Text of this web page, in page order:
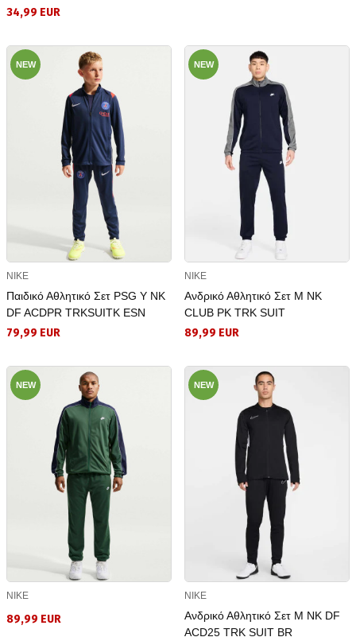
34,99 EUR
NEW
NIKE
Παιδικό Αθλητικό Σετ PSG Y NK
DF ACDPR TRKSUITK ESN
79,99 EUR
NEW
NIKE
Ανδρικό Αθλητικό Σετ M NK
CLUB PK TRK SUIT
89,99 EUR
NEW
NIKE
89,99 EUR
NEW
NIKE
Ανδρικό Αθλητικό Σετ M NK DF
ACD25 TRK SUIT BR